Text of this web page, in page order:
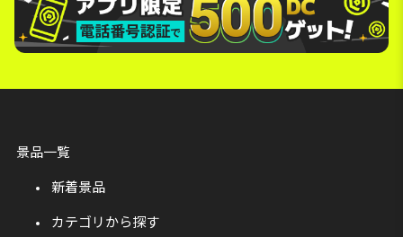
景品一覧
新着景品
カテゴリから探す